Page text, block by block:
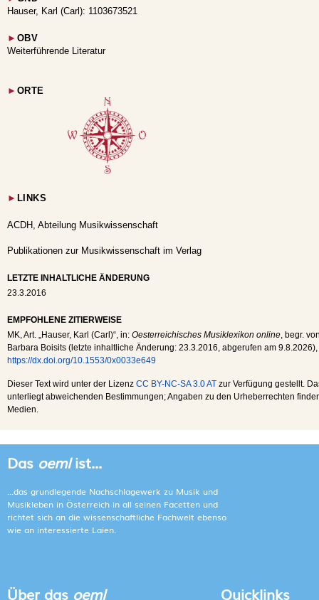
Hauser, Karl (Carl): 1103673521
► OBV
Weiterführende Literatur
► ORTE
► LINKS
ACDH, Abteilung Musikwissenschaft
Publikationen zur Musikwissenschaft im Verlag
LETZTE INHALTLICHE ÄNDERUNG
23.3.2016
EMPFOHLENE ZITIERWEISE
MK , Art. „Hauser, Karl (Carl)“, in: Oesterreichisches Musiklexikon online , begr.
Barbara Boisits (letzte inhaltliche Änderung: 23.3.2016 , abgerufen am 9.8.2026),
https://dx.doi.org/10.1553/0x0033e649
Dieser Text wird unter der Lizenz CC BY-NC-SA 3.0 AT zur Verfügung gestellt.
unterliegt abweichenden Bestimmungen; Angaben zu den Urheberrechten
Medien.
Das oemlist...
...das grundlegende Nachschlagewerk zu Musik und
Musikleben in Österreich in all seinen Facetten und
richtet sich an die wissenschaftliche Fachwelt ebenso
wie an interessierte Laien.
Über das oeml Quicklinks